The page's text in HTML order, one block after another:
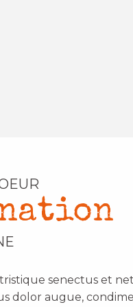
senectus et
dolor augue,